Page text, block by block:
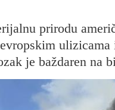
prirodu
je baždaren na